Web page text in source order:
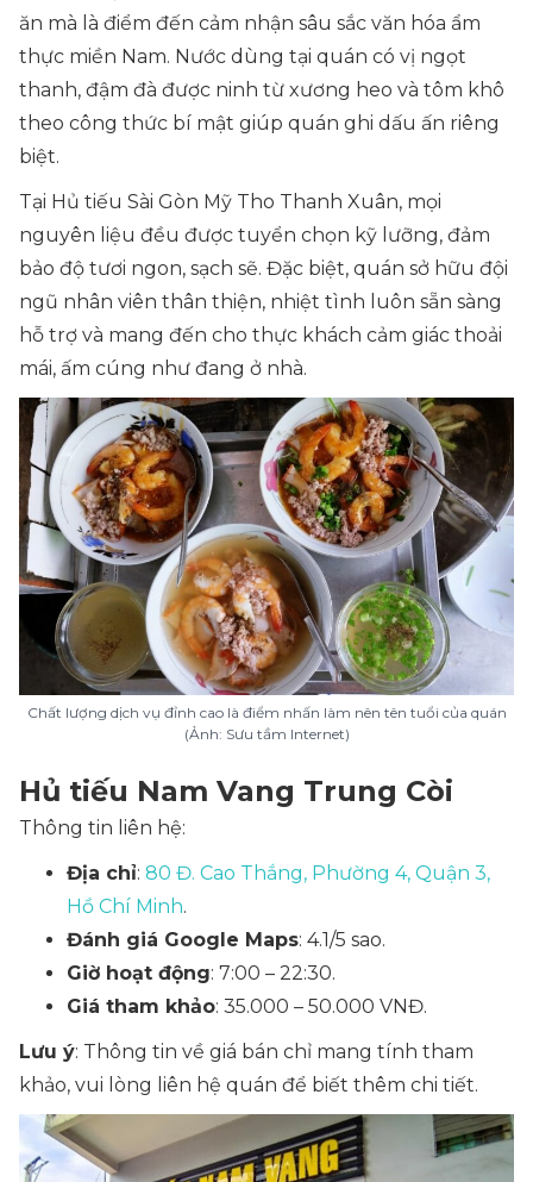
ăn mà là điểm đến cảm nhận sâu sắc văn hóa ẩm
thực miền Nam. Nước dùng tại quán có vị ngọt
thanh, đậm đà được ninh từ xương heo và tôm khô
theo công thức bí mật giúp quán ghi dấu ấn riêng
biệt.
Tại Hủ tiếu Sài Gòn Mỹ Tho Thanh Xuân, mọi
nguyên liệu đều được tuyển chọn kỹ lưỡng, đảm
bảo độ tươi ngon, sạch sẽ. Đặc biệt, quán sở hữu đội
ngũ nhân viên thân thiện, nhiệt tình luôn sẵn sàng
hỗ trợ và mang đến cho thực khách cảm giác thoải
mái, ấm cúng như đang ở nhà.
Chất lượng dịch vụ đỉnh cao là điểm nhấn làm nên tên tuổi của quán
(Ảnh: Sưu tầm Internet)
Hủ tiếu Nam Vang Trung Còi
Thông tin liên hệ:
Địa chỉ: 80 Đ. Cao Thắng, Phường 4, Quận 3,
Hồ Chí Minh.
Đánh giá Google Maps: 4.1/5 sao.
Giờ hoạt động: 7:00 – 22:30.
Giá tham khảo: 35.000 – 50.000 VNĐ.
Lưu ý: Thông tin về giá bán chỉ mang tính tham
khảo, vui lòng liên hệ quán để biết thêm chi tiết.